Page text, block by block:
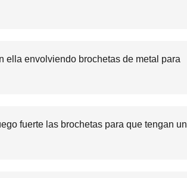
ella envolviendo brochetas de metal para
fuerte las brochetas para que tengan un